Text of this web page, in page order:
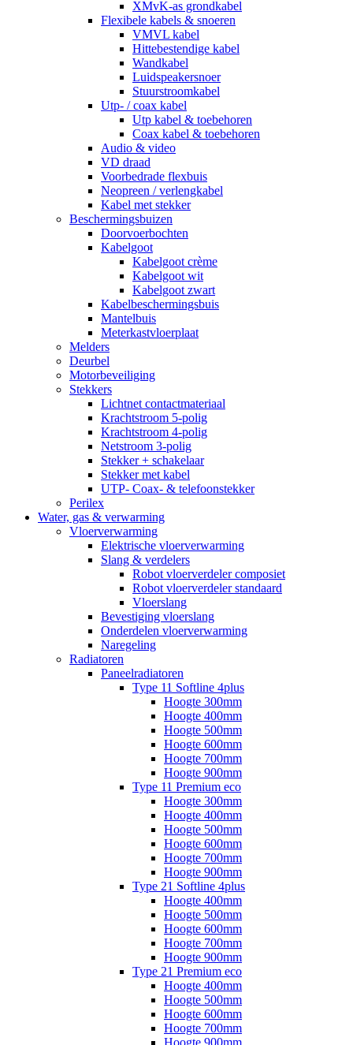
XMvK-as grondkabel
Flexibele kabels & snoeren
VMVL kabel
Hittebestendige kabel
Wandkabel
Luidspeakersnoer
Stuurstroomkabel
Utp- / coax kabel
Utp kabel & toebehoren
Coax kabel & toebehoren
Audio & video
VD draad
Voorbedrade flexbuis
Neopreen / verlengkabel
Kabel met stekker
Beschermingsbuizen
Doorvoerbochten
Kabelgoot
Kabelgoot crème
Kabelgoot wit
Kabelgoot zwart
Kabelbeschermingsbuis
Mantelbuis
Meterkastvloerplaat
Melders
Deurbel
Motorbeveiliging
Stekkers
Lichtnet contactmateriaal
Krachtstroom 5-polig
Krachtstroom 4-polig
Netstroom 3-polig
Stekker + schakelaar
Stekker met kabel
UTP- Coax- & telefoonstekker
Perilex
Water, gas & verwarming
Vloerverwarming
Elektrische vloerverwarming
Slang & verdelers
Robot vloerverdeler composiet
Robot vloerverdeler standaard
Vloerslang
Bevestiging vloerslang
Onderdelen vloerverwarming
Naregeling
Radiatoren
Paneelradiatoren
Type 11 Softline 4plus
Hoogte 300mm
Hoogte 400mm
Hoogte 500mm
Hoogte 600mm
Hoogte 700mm
Hoogte 900mm
Type 11 Premium eco
Hoogte 300mm
Hoogte 400mm
Hoogte 500mm
Hoogte 600mm
Hoogte 700mm
Hoogte 900mm
Type 21 Softline 4plus
Hoogte 400mm
Hoogte 500mm
Hoogte 600mm
Hoogte 700mm
Hoogte 900mm
Type 21 Premium eco
Hoogte 400mm
Hoogte 500mm
Hoogte 600mm
Hoogte 700mm
Hoogte 900mm